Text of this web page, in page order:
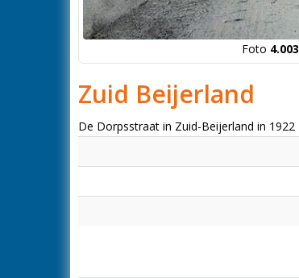
Foto 4.003
Zuid Beijerland
De Dorpsstraat in Zuid-Beijerland in 1922